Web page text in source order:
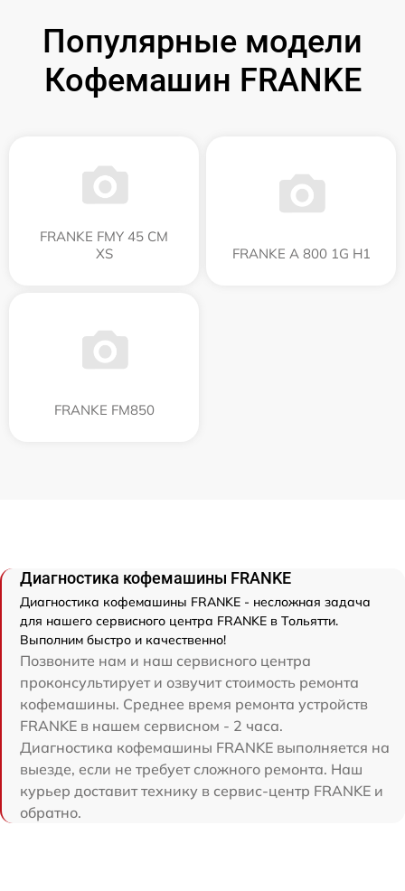
Популярные модели
Кофемашин FRANKE
FRANKE FMY 45 CM
XS
FRANKE A 800 1G H1
FRANKE FM850
Диагностика кофемашины FRANKE
Диагностика кофемашины FRANKE - несложная задача
для нашего сервисного центра FRANKE в Тольятти.
Выполним быстро и качественно!
Позвоните нам и наш сервисного центра
проконсультирует и озвучит стоимость ремонта
кофемашины. Среднее время ремонта устройств
FRANKE в нашем сервисном - 2 часа.
Диагностика кофемашины FRANKE выполняется на
выезде, если не требует сложного ремонта. Наш
курьер доставит технику в сервис-центр FRANKE и
обратно.